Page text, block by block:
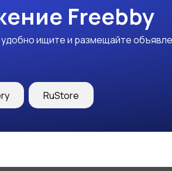
Freebby
ищите и размещайте
RuStore